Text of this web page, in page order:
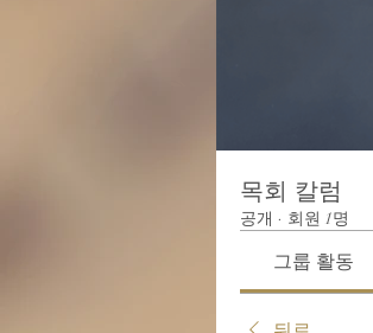
목회 칼럼
공개 · 회원 1명
그룹 활동